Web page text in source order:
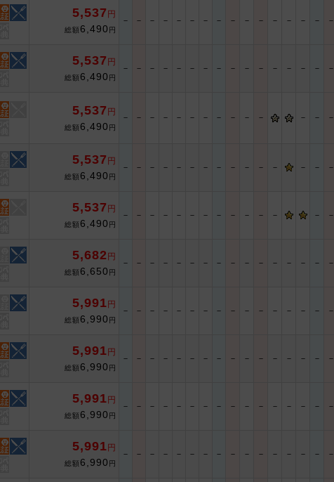
5,537 円
総額 6,490 円
－ － － － － － － － － － － － － － － －
5,537 円
総額 6,490 円
－ － － － － － － － － － － － － － － －
5,537 円
総額 6,490 円
－ － － － － － － － － － － － － －
5,537 円
総額 6,490 円
－ － － － － － － － － － － － － － －
5,537 円
総額 6,490 円
－ － － － － － － － － － － － － －
5,682 円
総額 6,650 円
－ － － － － － － － － － － － － － － －
5,991 円
総額 6,990 円
－ － － － － － － － － － － － － － － －
5,991 円
総額 6,990 円
－ － － － － － － － － － － － － － － －
5,991 円
総額 6,990 円
－ － － － － － － － － － － － － － － －
5,991 円
総額 6,990 円
－ － － － － － － － － － － － － － － －